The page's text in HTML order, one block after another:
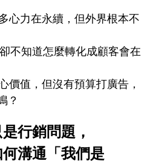
心力在永續，但外界根本不
不知道怎麼轉化成顧客會在
價值，但沒有預算打廣告，
？
行銷問題，
溝通「我們是